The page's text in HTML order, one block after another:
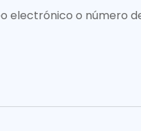
electrónico o número